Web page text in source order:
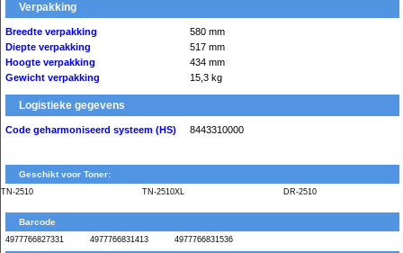
Verpakking
Breedte verpakking
580 mm
Diepte verpakking
517 mm
Hoogte verpakking
434 mm
Gewicht verpakking
15,3 kg
Logistieke gegevens
Code geharmoniseerd systeem (HS) 8443310000
Geschikt voor Toner:
TN-2510 TN-2510XL DR-2510
Barcode
4977766827331 4977766831413 4977766831536